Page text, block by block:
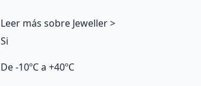
Leer más sobre Jeweller >
Si
De -10ºC a +40ºC